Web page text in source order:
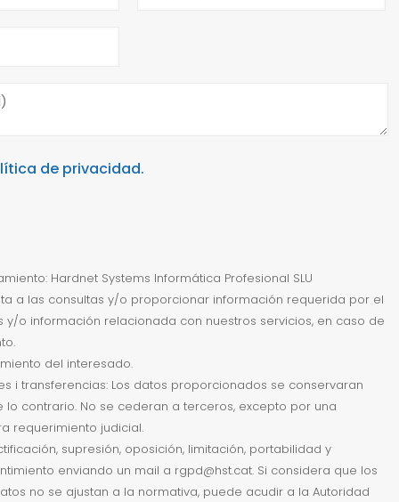
de privacidad.
Hardnet Systems Informática Profesional SLU
a las consultas y/o proporcionar información requerida por el
y/o información relacionada con nuestros servicios, en caso de
del interesado.
i transferencias: Los datos proporcionados se conservaran
lo contrario. No se cederan a terceros, excepto por una
requerimiento judicial.
supresión, oposición, limitación, portabilidad y
enviando un mail a rgpd@hst.cat. Si considera que los
no se ajustan a la normativa, puede acudir a la Autoridad